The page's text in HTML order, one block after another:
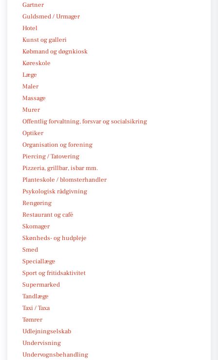
Gartner
Guldsmed / Urmager
Hotel
Kunst og galleri
Købmand og døgnkiosk
Køreskole
Læge
Maler
Massage
Murer
Offentlig forvaltning, forsvar og socialsikring
Optiker
Organisation og forening
Piercing / Tatovering
Pizzeria, grillbar, isbar mm.
Planteskole / blomsterhandler
Psykologisk rådgivning
Rengøring
Restaurant og café
Skomager
Skønheds- og hudpleje
Smed
Speciallæge
Sport og fritidsaktivitet
Supermarked
Tandlæge
Taxi / Taxa
Tømrer
Udlejningselskab
Undervisning
Undervognsbehandling